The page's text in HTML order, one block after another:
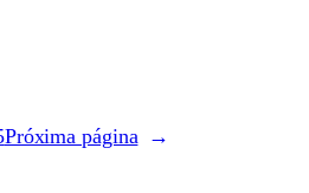
Próxima página →